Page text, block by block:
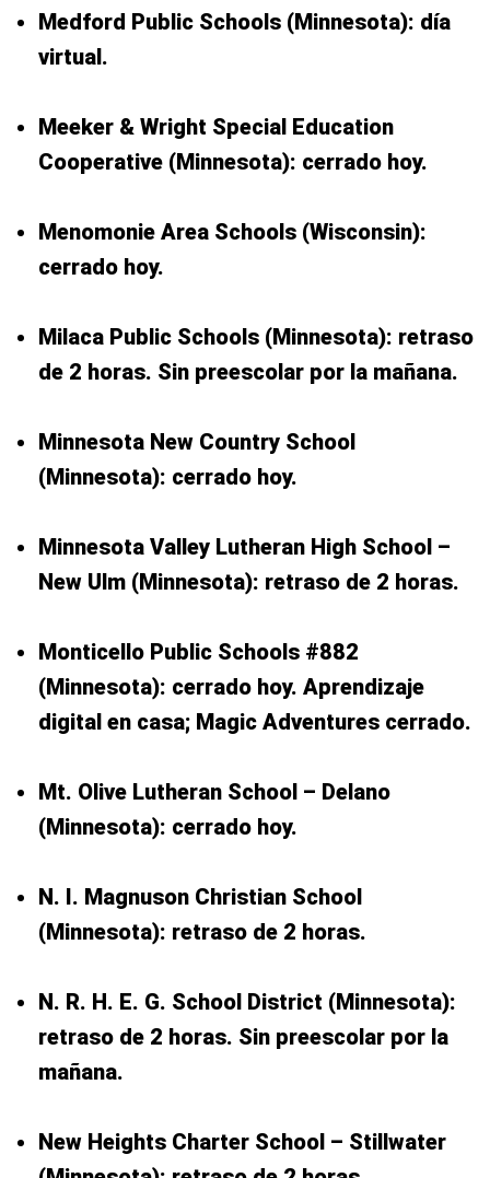
Medford Public Schools (Minnesota): día
virtual.
Meeker & Wright Special Education
Cooperative (Minnesota): cerrado hoy.
Menomonie Area Schools (Wisconsin):
cerrado hoy.
Milaca Public Schools (Minnesota): retraso
de 2 horas. Sin preescolar por la mañana.
Minnesota New Country School
(Minnesota): cerrado hoy.
Minnesota Valley Lutheran High School –
New Ulm (Minnesota): retraso de 2 horas.
Monticello Public Schools #882
(Minnesota): cerrado hoy. Aprendizaje
digital en casa; Magic Adventures cerrado.
Mt. Olive Lutheran School – Delano
(Minnesota): cerrado hoy.
N. I. Magnuson Christian School
(Minnesota): retraso de 2 horas.
N. R. H. E. G. School District (Minnesota):
retraso de 2 horas. Sin preescolar por la
mañana.
New Heights Charter School – Stillwater